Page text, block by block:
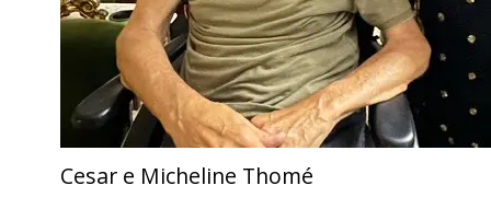
Cesar e Micheline Thomé